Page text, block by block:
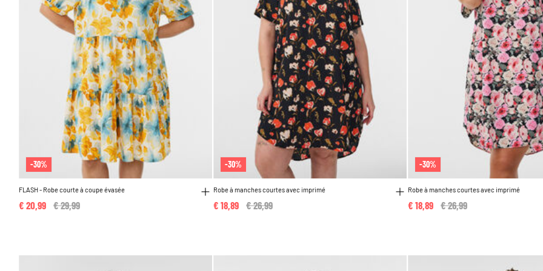
-30%
FLASH - Robe courte à coupe évasée
Price reduced from
€ 29,99
€ 20,99
-30%
Robe à manches courtes avec imprimé
Price reduced from
€ 26,99
€ 18,89
-30%
Robe à manches courtes avec imprimé
Price reduced from
€ 26,99
€ 18,89